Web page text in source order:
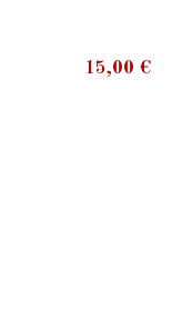
15,00 €